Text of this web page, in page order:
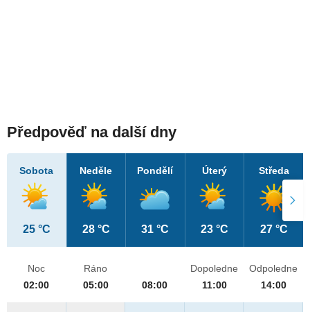
Předpověď na další dny
Sobota
25 °C
Neděle
28 °C
Pondělí
31 °C
Úterý
23 °C
Středa
27 °C
Noc
02:00
Ráno
05:00
08:00
Dopoledne
11:00
Odpoledne
14:00